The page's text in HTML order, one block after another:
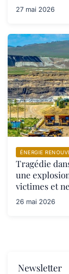
27 mai 2026
ÉNERGIE
Tragédie
une
victimes et
26 mai 2026
Newsletter